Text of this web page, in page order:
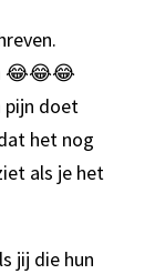
😂😂😂
pijn doet
het nog
als je het
jij die hun